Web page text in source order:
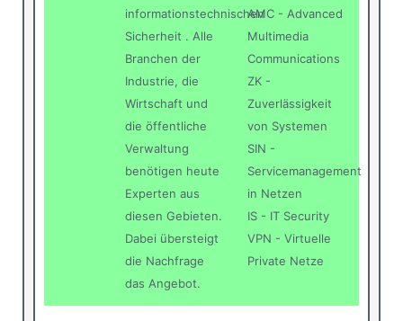
informationstechnischen
Sicherheit . Alle
Branchen der
Industrie, die
Wirtschaft und
die öffentliche
Verwaltung
benötigen heute
Experten aus
diesen Gebieten.
Dabei übersteigt
die Nachfrage
das Angebot.
AMC - Advanced
Multimedia
Communications
ZK -
Zuverlässigkeit
von Systemen
SIN -
Servicemanagement
in Netzen
IS - IT Security
VPN - Virtuelle
Private Netze